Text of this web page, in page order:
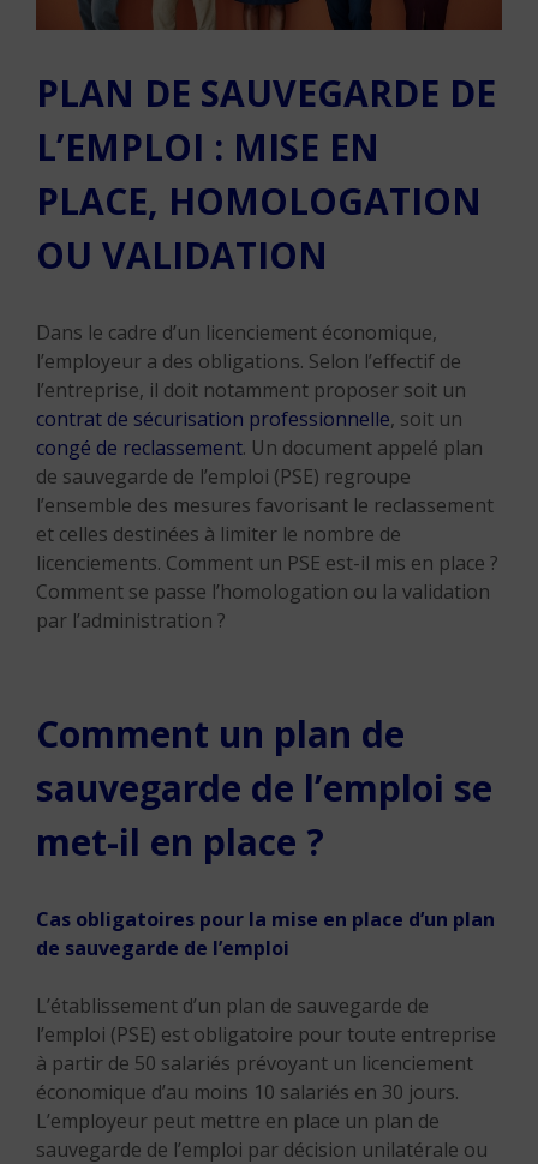
PLAN DE SAUVEGARDE DE
L’EMPLOI : MISE EN
PLACE, HOMOLOGATION
OU VALIDATION
Dans le cadre d’un licenciement économique,
l’employeur a des obligations. Selon l’effectif de
l’entreprise, il doit notamment proposer soit un
contrat de sécurisation professionnelle, soit un
congé de reclassement. Un document appelé plan
de sauvegarde de l’emploi (PSE) regroupe
l’ensemble des mesures favorisant le reclassement
et celles destinées à limiter le nombre de
licenciements. Comment un PSE est-il mis en place ?
Comment se passe l’homologation ou la validation
par l’administration ?
Comment un plan de
sauvegarde de l’emploi se
met-il en place ?
Cas obligatoires pour la mise en place d’un plan
de sauvegarde de l’emploi
L’établissement d’un plan de sauvegarde de
l’emploi (PSE) est obligatoire pour toute entreprise
à partir de 50 salariés prévoyant un licenciement
économique d’au moins 10 salariés en 30 jours.
L’employeur peut mettre en place un plan de
sauvegarde de l’emploi par décision unilatérale ou